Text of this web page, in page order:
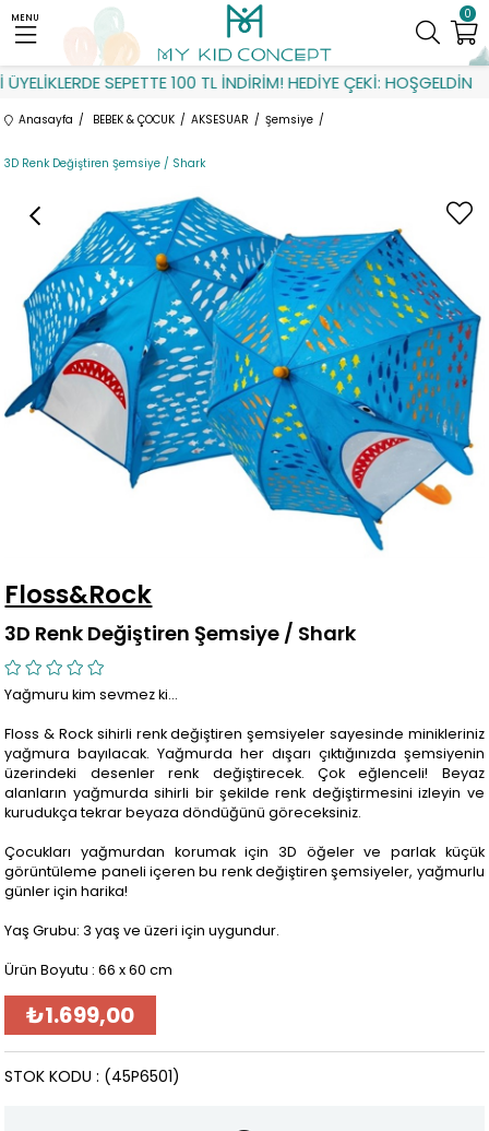
SEPETTE 100 TL İNDİRİM! HEDİYE ÇEKİ: HOŞGELDİN
0
MENU
Anasayfa BEBEK & ÇOCUK AKSESUAR Şemsiye
3D Renk Değiştiren Şemsiye / Shark
Floss&Rock
3D Renk Değiştiren Şemsiye / Shark
Yağmuru kim sevmez ki...
Floss & Rock sihirli renk değiştiren şemsiyeler sayesinde minikleriniz
yağmura bayılacak. Yağmurda her dışarı çıktığınızda şemsiyenin
üzerindeki desenler renk değiştirecek. Çok eğlenceli! Beyaz
alanların yağmurda sihirli bir şekilde renk değiştirmesini izleyin ve
kurudukça tekrar beyaza döndüğünü göreceksiniz.
Çocukları yağmurdan korumak için 3D öğeler ve parlak küçük
görüntüleme paneli içeren bu renk değiştiren şemsiyeler, yağmurlu
günler için harika!
Yaş Grubu: 3 yaş ve üzeri için uygundur.
Ürün Boyutu : 66 x 60 cm
₺1.699,00
(45P6501)
STOK KODU